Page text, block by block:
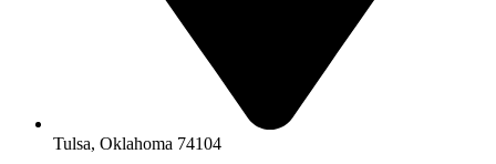
Tulsa, Oklahoma 74104